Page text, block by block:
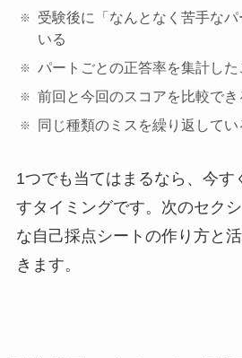
受験後に「なんとなく苦手な
いる
パートごとの正答率を集計した
前回と今回のスコアを比較で
同じ種類のミスを繰り返してい
1つでも当てはまるなら、今す
すタイミングです。次のセク
な自己採点シートの作り方と
きます。